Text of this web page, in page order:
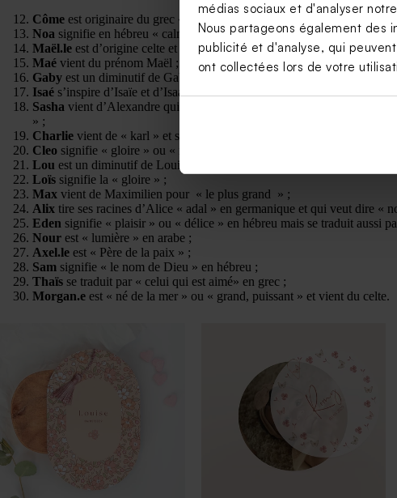
médias sociaux et d'analyser
Nous partageons également des
publicité et d'analyse, qui
ont collectées lors de votre
Côme est originaire du grec « kosmos » pour « ordre » ou « beauté » ;
Noa signifie en hébreu « calme » ;
Maël.le est d’origine celte et se traduit par « prince » ou « princesse » ;
Maé vient du prénom Maël ;
Gaby est un diminutif de Gabriel.le signifiant « force de Dieu » ;
Isaé s’inspire d’Isaïe et d’Isaac qui veut dire « le salut de Dieu » ;
Sasha vient d’Alexandre qui se compose du grec « alexein » pour «
» ;
Charlie vient de « karl » et se traduit par « homme libre » ;
Cleo signifie « gloire » ou « renommée » en grec ;
Lou est un diminutif de Louise ou Louis et se traduit donc par « illustre
Loïs signifie la « gloire » ;
Max vient de Maximilien pour « le plus grand » ;
Alix tire ses racines d’Alice « adal » en germanique et qui veut dire «
Eden signifie « plaisir » ou « délice » en hébreu mais se traduit aussi
Nour est « lumière » en arabe ;
Axel.le est « Père de la paix » ;
Sam signifie « le nom de Dieu » en hébreu ;
Thaïs se traduit par « celui qui est aimé» en grec ;
Morgan.e est « né de la mer » ou « grand, puissant » et vient du celte.